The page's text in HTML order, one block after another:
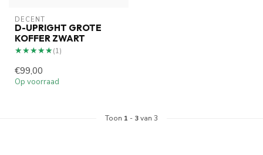
DECENT
D-UPRIGHT GROTE
KOFFER ZWART
★★★★★
★★★★★(1)
€99,00
Op voorraad
Toon 1 - 3van 3